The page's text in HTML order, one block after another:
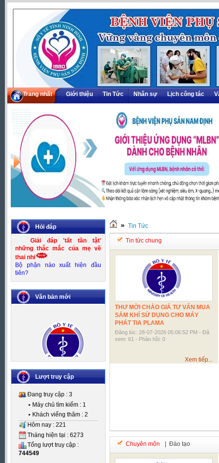
Trang nhất Giới thiệu Tin Tức Nhân sự Lịch công tác
Hỏi đáp
Giải đáp 'tất tần tật'
những thắc mắc của mẹ về
thai nhi
Bộ phận nào xuất hiện đầu
tiên?
Văn bản mới
Số:Số 83/KH-UBND
Tên:(Kế hoạch thực hiện Đề án
Kiểm soát mất cân bằng giới
tính khi sinh giai đoạn 2016-
2020)
Ngày BH: (25/10/2016)
Lượt truy cập
Đang truy cập : 3
• Máy chủ tìm kiếm : 1
• Khách viếng thăm : 2
Hôm nay : 221
Tháng hiện tại : 6273
Tổng lượt truy cập :
744549
» Tin Tức
Tin tức chung
THƯ MỜI CHÀO GIÁ TƯ VẤN MUA
SẮM KHÍ SỬ DỤNG CHO MÁY
PHÁT TIA PLAMA
Đăng lúc: 28-07-2026 05:06:52 PM - Đã
xem: 61 - Phản hồi: 0
Xem tiếp...
Chuyên môn | Đào tạo